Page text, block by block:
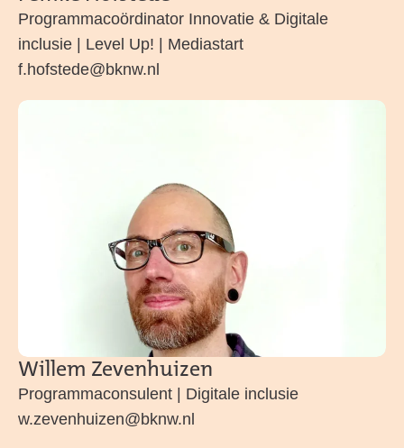
Programmacoördinator Innovatie & Digitale
inclusie | Level Up! | Mediastart
f.hofstede@bknw.nl
Willem Zevenhuizen
Programmaconsulent | Digitale inclusie
w.zevenhuizen@bknw.nl